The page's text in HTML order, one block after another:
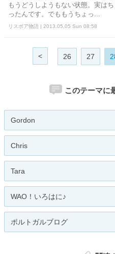
もうどうしようもない状態。実は
ったんです。でももうちょっ...
リスボア物語 | 2013.05.05 Sun 08:58
< 26 27
このテーマに
Gordon
Chris
Tara
WAO！いろはに♪
ポルトガルブログ